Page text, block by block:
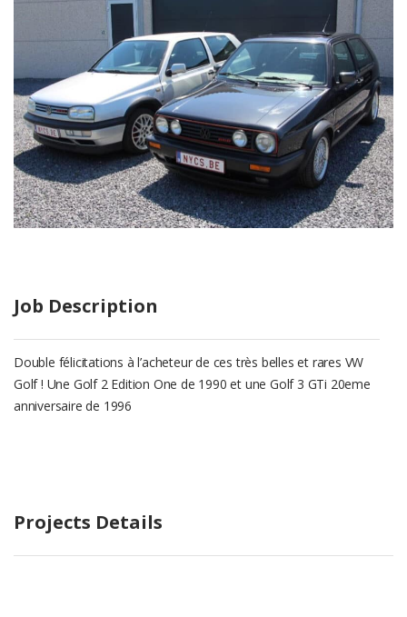
Job Description
Double félicitations à l’acheteur de ces très belles et rares VW
Golf ! Une Golf 2 Edition One de 1990 et une Golf 3 GTi 20eme
anniversaire de 1996
Projects Details